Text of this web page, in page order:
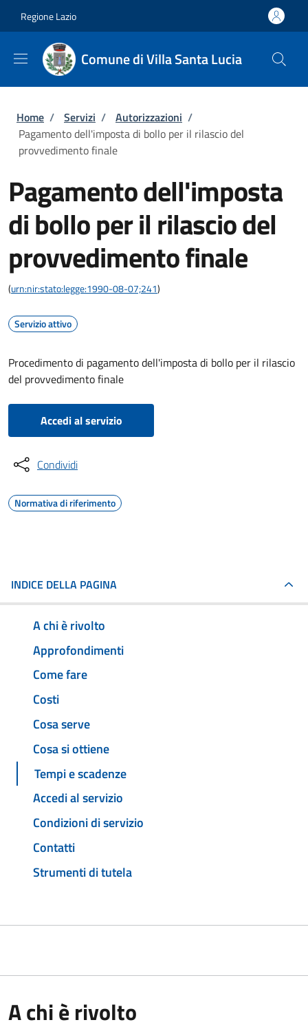
Regione Lazio
Comune di Villa Santa Lucia
Briciole di pane
Home / Servizi / Autorizzazioni /
Pagamento dell'imposta di bollo per il rilascio del
provvedimento finale
Pagamento dell'imposta
di bollo per il rilascio del
provvedimento finale
(urn:nir:stato:legge:1990-08-07;241)
Servizio attivo
Procedimento di pagamento dell'imposta di bollo per il rilascio
del provvedimento finale
Accedi al servizio
Condividi
Normativa di riferimento
INDICE DELLA PAGINA
A chi è rivolto
Approfondimenti
Come fare
Costi
Cosa serve
Cosa si ottiene
Tempi e scadenze
Accedi al servizio
Condizioni di servizio
Contatti
Strumenti di tutela
A chi è rivolto